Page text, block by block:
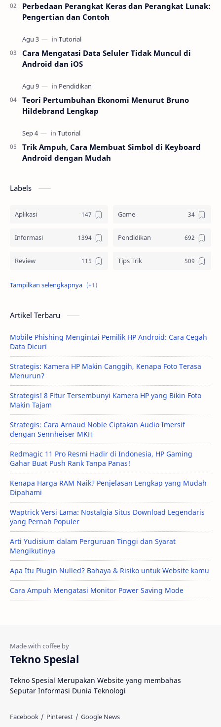
Perbedaan Perangkat Keras dan Perangkat Lunak:
Pengertian dan Contoh
Cara Mengatasi Data Seluler Tidak Muncul di
Android dan iOS
Teori Pertumbuhan Ekonomi Menurut Bruno
Hildebrand Lengkap
Trik Ampuh, Cara Membuat Simbol di Keyboard
Android dengan Mudah
Labels
Aplikasi Game
Informasi Pendidikan
Review Tips Trik
Tutorial
Artikel Terbaru
Mobile Phishing Mengintai Pemilik HP Android: Cara Cegah
Data Dicuri
Strategis: Kamera HP Makin Canggih, Kenapa Foto Terasa
Menurun?
Strategis! 8 Fitur Tersembunyi Kamera HP yang Bikin Foto
Makin Tajam
Strategis: Cara Arnaud Noble Ciptakan Audio Imersif
dengan Sennheiser MKH
Redmagic 11 Pro Resmi Hadir di Indonesia, HP Gaming
Gahar Buat Push Rank Tanpa Panas!
Kenapa Harga RAM Naik? Penjelasan Lengkap yang Mudah
Dipahami
Waptrick Versi Lama: Nostalgia Situs Download Legendaris
yang Pernah Populer
Arti Yudisium dalam Perguruan Tinggi dan Syarat
Mengikutinya
Apa Itu Plugin Nulled? Bahaya & Risiko untuk Website kamu
Cara Ampuh Mengatasi Monitor Power Saving Mode
Tekno Spesial
Tekno Spesial Merupakan Website yang membahas
Seputar Informasi Dunia Teknologi